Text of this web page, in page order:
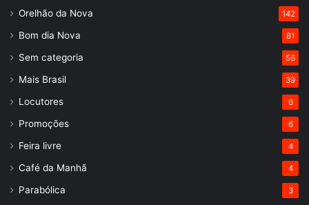
Orelhão da Nova 142
Bom dia Nova 81
Sem categoria 56
Mais Brasil 39
Locutores 6
Promoções 6
Feira livre 4
Café da Manhã 4
Parabólica 3